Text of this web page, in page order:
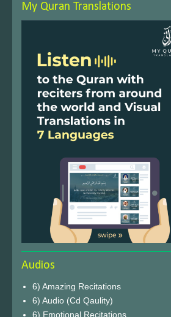
My Quran Translations
Audios
6) Amazing Recitations
6) Audio (Cd Qaulity)
6) Emotional Recitations